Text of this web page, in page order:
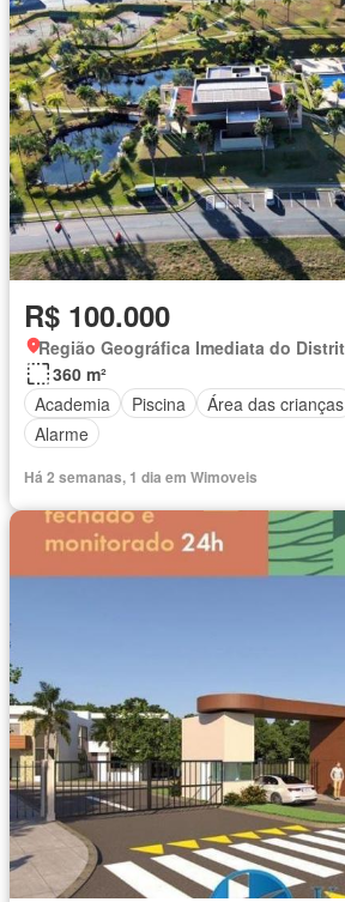
R$ 100.000
360 m²
Academia
Piscina Área das crianças
Alarme
Há 2 semanas, 1 dia em Wimoveis